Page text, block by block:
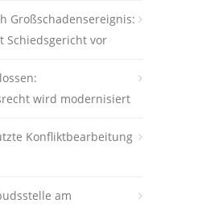
Großschadensereignis:
Schiedsgericht vor
wird modernisiert
Konfliktbearbeitung
am